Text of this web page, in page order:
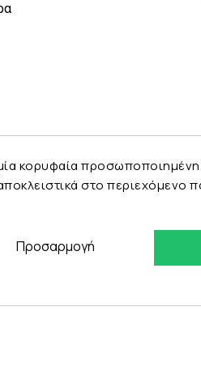
κορυφαία προσωποποιημένη
στο περιεχόμενο
Προσαρμογή